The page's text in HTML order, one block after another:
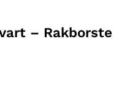
– Rakborste